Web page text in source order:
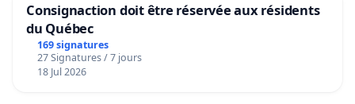
Consignaction doit être réservée aux résidents
du Québec
169 signatures
27 Signatures / 7 jours
18 Jul 2026